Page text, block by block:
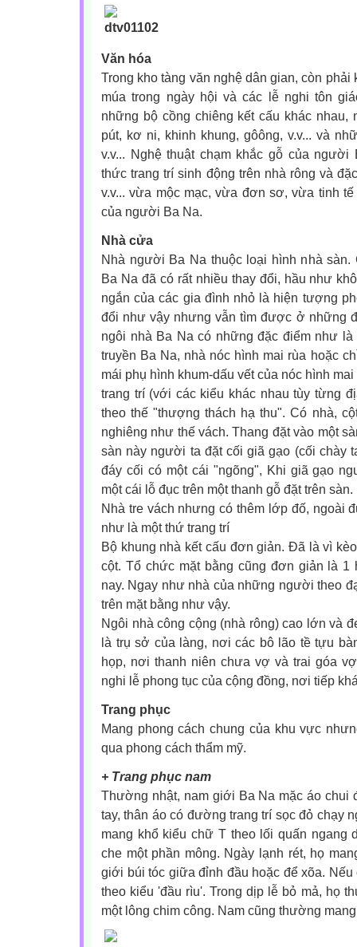
Văn hóa
Trong kho tàng văn nghệ dân gian, còn
múa trong ngày hội và các lễ nghi tôn
những bộ cồng chiêng kết cấu khác nhau,
pút, kơ ni, khinh khung, gôông, v.v... và
v.v... Nghệ thuật chạm khắc gỗ của
thức trang trí sinh động trên nhà rông và
v.v... vừa mộc mạc, vừa đơn sơ, vừa tinh
của người Ba Na.
Nhà cửa
Nhà người Ba Na thuộc loại hình nhà
Ba Na đã có rất nhiều thay đổi, hầu như
ngắn của các gia đình nhỏ là hiện tượng
đổi như vậy nhưng vẫn tìm được ở những
ngôi nhà Ba Na có những đặc điểm như
truyền Ba Na, nhà nóc hình mai rùa hoặc
mái phụ hình khum-dấu vết của nóc hình
trang trí (với các kiểu khác nhau tùy từng
theo thế "thượng thách hạ thu". Có nhà,
nghiêng như thế vách. Thang đặt vào một
sàn này người ta đặt cối giã gạo (cối chày
đáy cối có một cái "ngõng", Khi giã gạo
một cái lỗ đục trên một thanh gỗ đặt trên sàn.
Nhà tre vách nhưng có thêm lớp đố, ngoài
như là một thứ trang trí
Bộ khung nhà kết cấu đơn giản. Đã là vì
cột. Tổ chức mặt bằng cũng đơn giản là
nay. Ngay như nhà của những người theo
trên mặt bằng như vậy.
Ngôi nhà công cộng (nhà rông) cao lớn và
là trụ sở của làng, nơi các bô lão tề tựu
họp, nơi thanh niên chưa vợ và trai góa
nghi lễ phong tục của cộng đồng, nơi tiếp
Trang phục
Mang phong cách chung của khu vực
qua phong cách thẩm mỹ.
+ Trang phục nam
Thường nhật, nam giới Ba Na mặc áo chui
tay, thân áo có đường trang trí sọc đỏ chạy
mang khổ kiểu chữ T theo lối quấn ngang
che một phần mông. Ngày lạnh rét, họ
giới búi tóc giữa đỉnh đầu hoặc để xõa.
theo kiểu 'đầu rìu'. Trong dịp lễ bỏ mả, họ
một lông chim công. Nam cũng thường